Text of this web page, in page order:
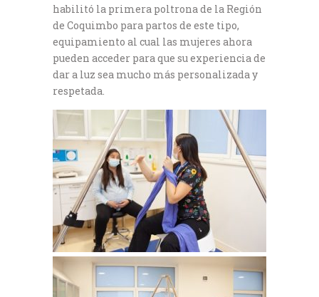
habilitó la primera poltrona de la Región
de Coquimbo para partos de este tipo,
equipamiento al cual las mujeres ahora
pueden acceder para que su experiencia de
dar a luz sea mucho más personalizada y
respetada.